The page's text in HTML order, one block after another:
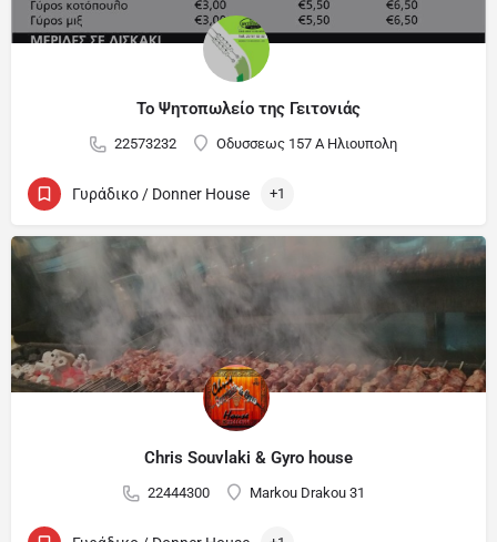
Το Ψητοπωλείο της Γειτονιάς
22573232 Οδυσσεως 157 Α Ηλιουπολη
Γυράδικο / Donner House +1
Chris Souvlaki & Gyro house
22444300 Markou Drakou 31